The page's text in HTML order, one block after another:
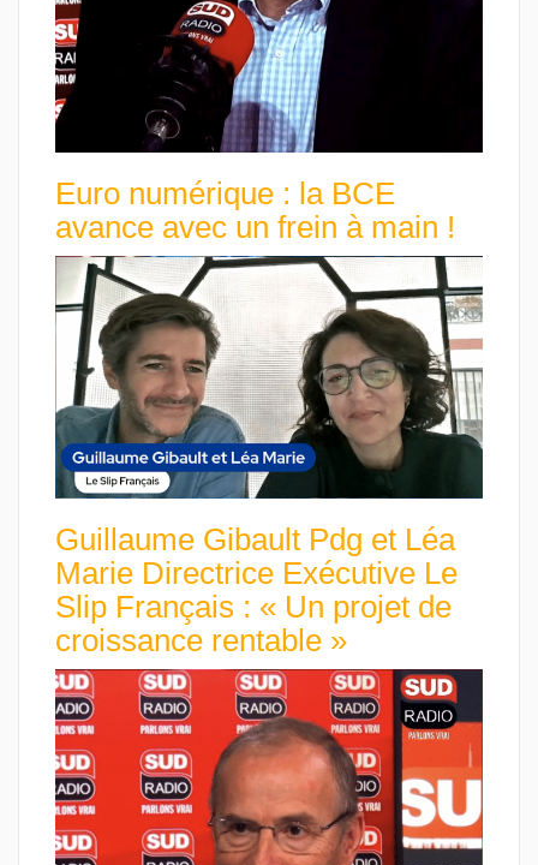
Euro numérique : la BCE
avance avec un frein à main !
Guillaume Gibault Pdg et Léa
Marie Directrice Exécutive Le
Slip Français : « Un projet de
croissance rentable »